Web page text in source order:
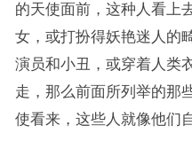
的天使面前，这种人看上
女，或打扮得妖艳迷人的
演员和小丑，或穿着人类
走，那么前面所列举的那
使看来，这些人就像他们